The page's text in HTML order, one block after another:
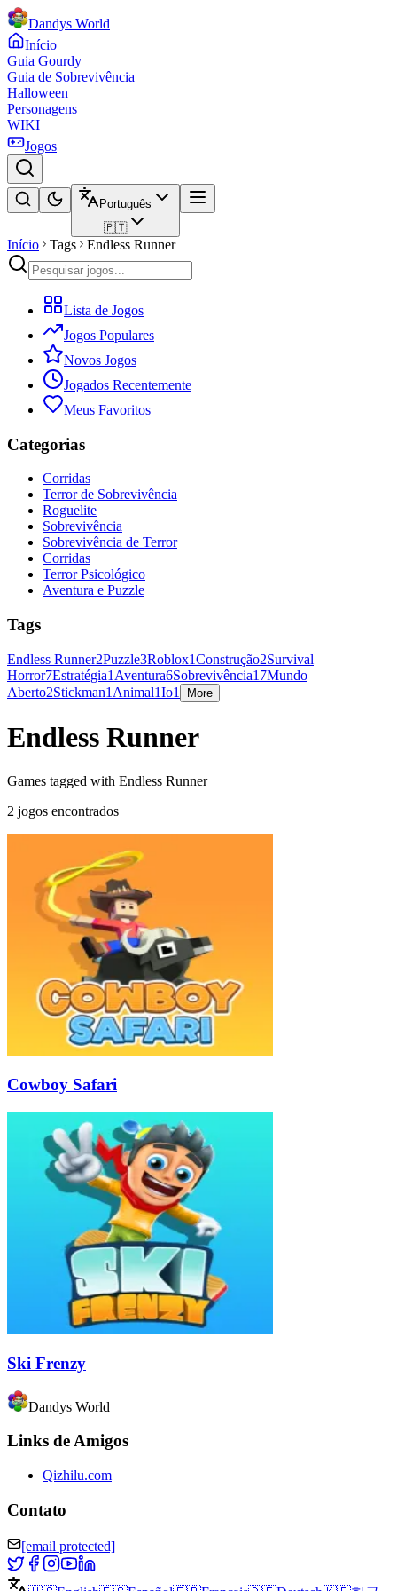
Dandys World
Início
Guia Gourdy
Guia de Sobrevivência
Halloween
Personagens
WIKI
Jogos
Português
🇵🇹
Início Tags Endless Runner
Lista de Jogos
Jogos Populares
Novos Jogos
Jogados Recentemente
Meus Favoritos
Categorias
Corridas
Terror de Sobrevivência
Roguelite
Sobrevivência
Sobrevivência de Terror
Corridas
Terror Psicológico
Aventura e Puzzle
Tags
Endless Runner2Puzzle3Roblox1Construção2Survival
Horror7Estratégia1 Aventura6Sobrevivência17Mundo
Aberto2Stickman1 Animal1Io1 More
Endless Runner
Games tagged with Endless Runner
2 jogos encontrados
Cowboy Safari
Ski Frenzy
Dandys World
Links de Amigos
Qizhilu.com
Contato
[email protected]